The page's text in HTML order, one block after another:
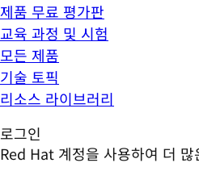
제품 무료 평가판
교육 과정 및 시험
모든 제품
기술 토픽
리소스 라이브러리
로그인
Red Hat 계정을 사용하여 더